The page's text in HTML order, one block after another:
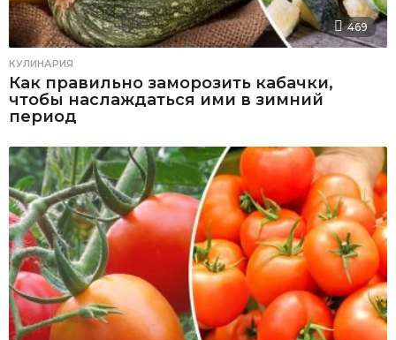
469
КУЛИНАРИЯ
Как правильно заморозить кабачки,
чтобы наслаждаться ими в зимний
период